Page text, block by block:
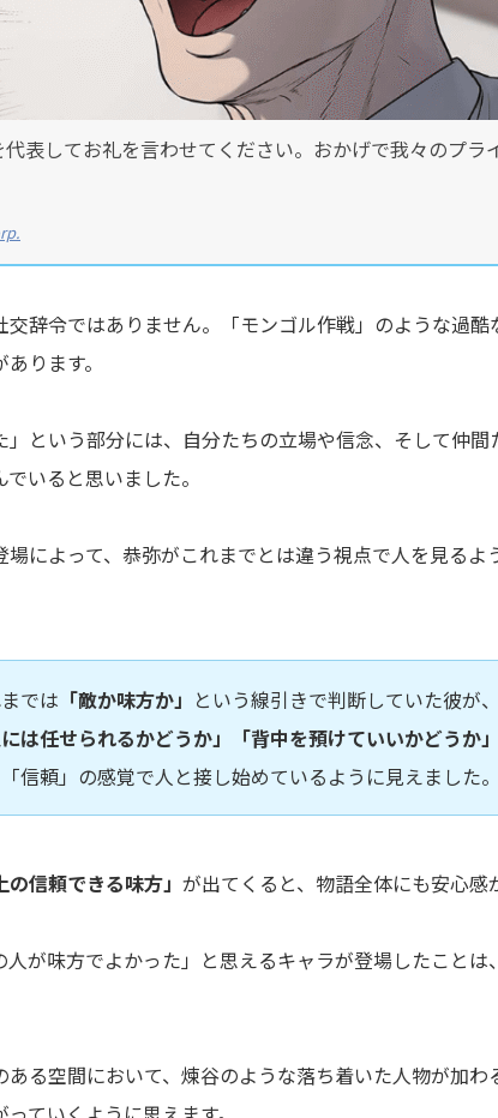
表してお礼を言わせてください。おかげで我々のプラ
交辞令ではありません。「モンゴル作戦」のような過
ります。
」という部分には、自分たちの立場や信念、そして仲
いると思いました。
によって、恭弥がこれまでとは違う視点で人を見るよ
では 「敵か味方か」 という線引きで判断していた彼が
は任せられるかどうか」「背中を預けていいかどうか」
信頼」の感覚で人と接し始めているように見えました。
の信頼できる味方」 が出てくると、物語全体にも安心感
が味方でよかった」と思えるキャラが登場したことは
る空間において、煉谷のような落ち着いた人物が加わ